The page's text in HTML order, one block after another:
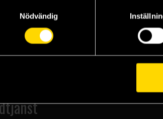
Nödvändig